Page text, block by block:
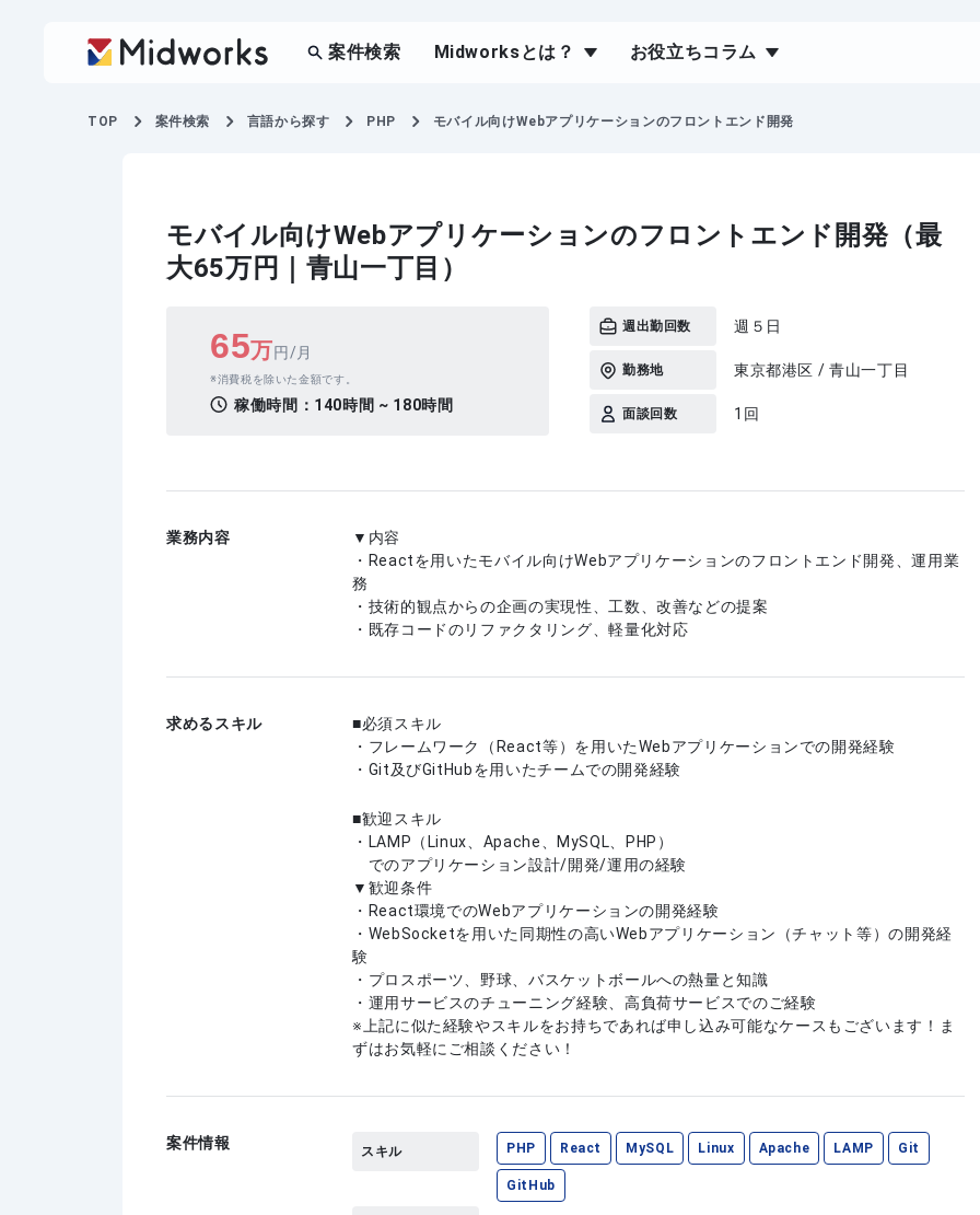
案件検索 Midworksとは？ お役立ちコラム
TOP 案件検索 言語から探す PHP モバイル向けWebアプリケーションのフロントエンド開発
モバイル向けWebアプリケーションのフロントエンド開発（最
大65万円｜青山一丁目）
65万円/月
消費税を除いた金額です。
稼働時間： 140時間 ~ 180時間
週出勤回数 週５日
勤務地 東京都港区 / 青山一丁目
面談回数 1回
業務内容
▼内容
・Reactを用いたモバイル向けWebアプリケーションのフロントエンド開発、運用業
務
・技術的観点からの企画の実現性、工数、改善などの提案
・既存コードのリファクタリング、軽量化対応
求めるスキル
必須スキル
・フレームワーク（React等）を用いたWebアプリケーションでの開発経験
・Git及びGitHubを用いたチームでの開発経験
歓迎スキル
・LAMP（Linux、Apache、MySQL、PHP）
でのアプリケーション設計/開発/運用の経験
▼歓迎条件
・React環境でのWebアプリケーションの開発経験
・WebSocketを用いた同期性の高いWebアプリケーション（チャット等）の開発経
験
・プロスポーツ、野球、バスケットボールへの熱量と知識
・運用サービスのチューニング経験、高負荷サービスでのご経験
上記に似た経験やスキルをお持ちであれば申し込み可能なケースもございます！ま
ずはお気軽にご相談ください！
案件情報 スキル PHP React MySQL Linux Apache LAMP Git
GitHub